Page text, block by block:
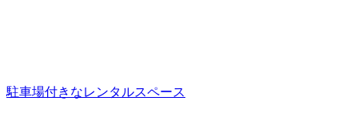
駐車場付きなレンタルスペース